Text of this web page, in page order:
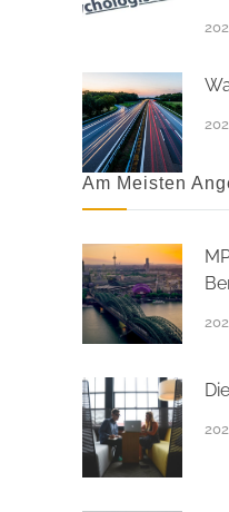
Am Meisten